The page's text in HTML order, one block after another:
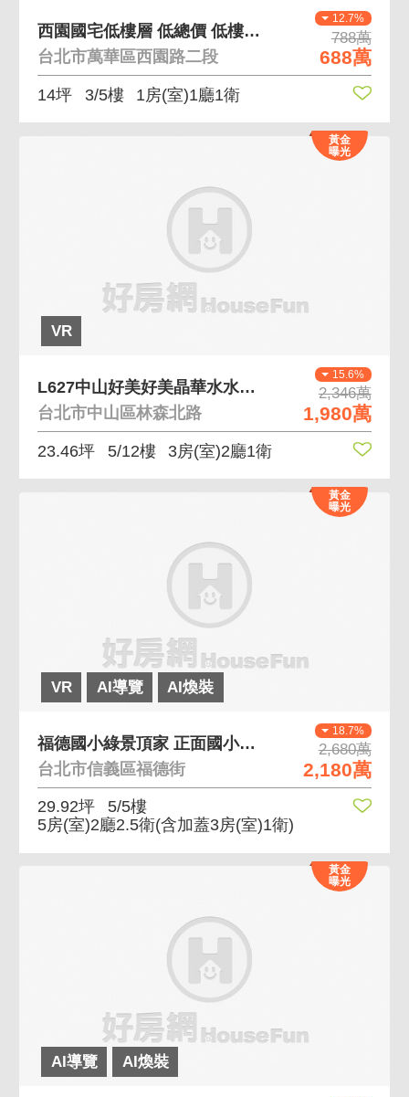
12.7%
788萬
688萬
西園國宅低樓層 低總價 低樓層 空間好規劃
台北市萬華區西園路二段
14坪 3/5樓 1房(室)1廳1衛
VR
黃金
曝光
15.6%
2,346萬
1,980萬
L627中山好美好美晶華水水熱鬧悠悠美妝三房
台北市中山區林森北路
23.46坪 5/12樓 3房(室)2廳1衛
VR AI導覽 AI煥裝
黃金
曝光
18.7%
2,680萬
2,180萬
福德國小綠景頂家 正面國小視野佳
台北市信義區福德街
29.92坪
5/5樓
5房(室)2廳2.5衛(含加蓋3房(室)1衛)
AI導覽 AI煥裝
黃金
曝光